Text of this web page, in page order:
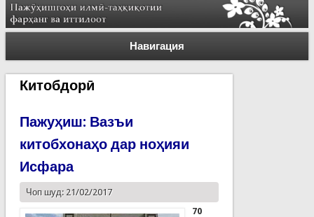
Навигация
Китобдорӣ
Пажуҳиш: Вазъи
китобхонаҳо дар ноҳияи
Исфара
Чоп шуд: 21/02/2017
70